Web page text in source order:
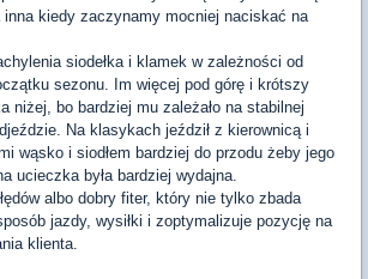
kiedy zaczynamy mocniej naciskać na
siodełka i klamek w zależności od
sezonu. Im więcej pod górę i krótszy
niżej, bo bardziej mu zależało na stabilnej
Na klasykach jeździł z kierownicą i
wąsko i siodłem bardziej do przodu żeby jego
ucieczka była bardziej wydajna.
albo dobry fiter, który nie tylko zbada
jazdy, wysiłki i zoptymalizuje pozycję na
klienta.